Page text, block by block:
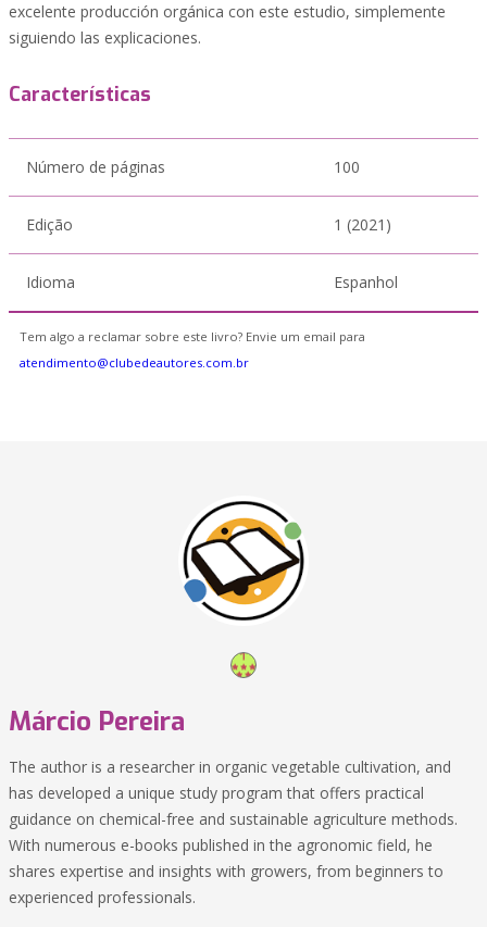
excelente producción orgánica con este estudio, simplemente
siguiendo las explicaciones.
Características
Número de páginas 100
Edição 1 (2021)
Idioma Espanhol
Tem algo a reclamar sobre este livro? Envie um email para
atendimento@clubedeautores.com.br
Márcio Pereira
The author is a researcher in organic vegetable cultivation, and
has developed a unique study program that offers practical
guidance on chemical-free and sustainable agriculture methods.
With numerous e-books published in the agronomic field, he
shares expertise and insights with growers, from beginners to
experienced professionals.